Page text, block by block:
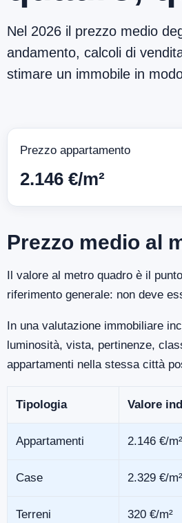
Nel 2026 il prezzo medio
andamento, calcoli di
stimare un immobile in
Prezzo appartamento
2.146 €/m²
Prezzo medio al
Il valore al metro quadro è il
riferimento generale: non deve
In una valutazione immobiliare
luminosità, vista, pertinenze,
appartamenti nella stessa città
Tipologia Valore
Appartamenti 2.146 €/m²
Case 2.329 €/m²
Terreni 320 €/m²